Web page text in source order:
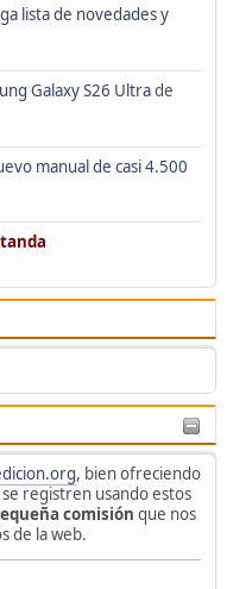
lista de novedades y
Galaxy S26 Ultrade
manual de casi 4.500
, bien ofreciendo
registren usando estos
comisión que nos
de la web.